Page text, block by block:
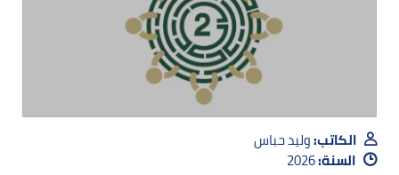
الكاتب:وليد حباس
السنة:2026